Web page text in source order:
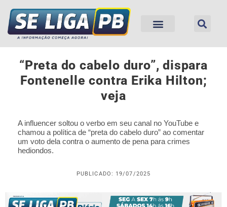
“Preta do cabelo duro”, dispara
Fontenelle contra Erika Hilton;
veja
A influencer soltou o verbo em seu canal no YouTube e
chamou a política de “preta do cabelo duro” ao comentar
um voto dela contra o aumento de pena para crimes
hediondos.
PUBLICADO: 19/07/2025